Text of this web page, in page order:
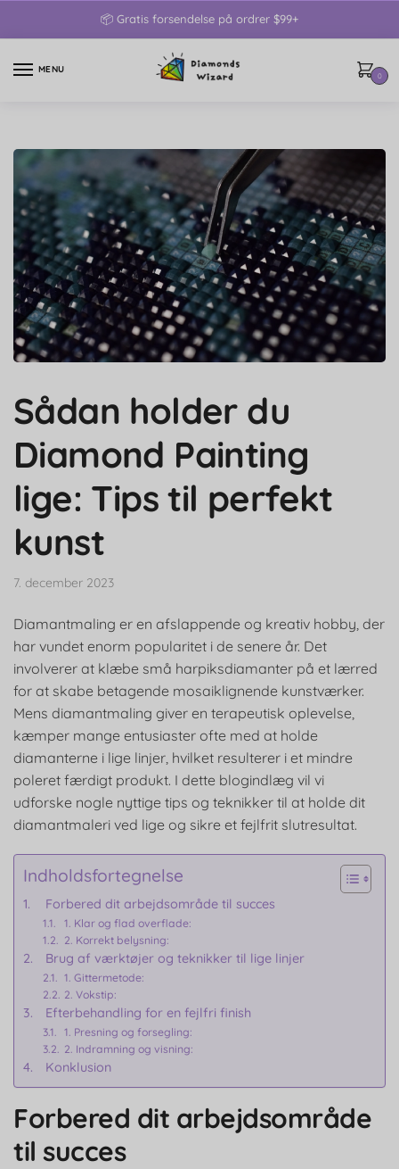
📦 Gratis forsendelse på ordrer $99+
MENU
0
Sådan holder du
Diamond Painting
lige: Tips til perfekt
kunst
7. december 2023
Diamantmaling er en afslappende og kreativ hobby, der
har vundet enorm popularitet i de senere år. Det
involverer at klæbe små harpiksdiamanter på et lærred
for at skabe betagende mosaiklignende kunstværker.
Mens diamantmaling giver en terapeutisk oplevelse,
kæmper mange entusiaster ofte med at holde
diamanterne i lige linjer, hvilket resulterer i et mindre
poleret færdigt produkt. I dette blogindlæg vil vi
udforske nogle nyttige tips og teknikker til at holde dit
diamantmaleri ved lige og sikre et fejlfrit slutresultat.
Indholdsfortegnelse
Forbered dit arbejdsområde til succes
1. Klar og flad overflade:
2. Korrekt belysning:
Brug af værktøjer og teknikker til lige linjer
1. Gittermetode:
2. Vokstip:
Efterbehandling for en fejlfri finish
1. Presning og forsegling:
2. Indramning og visning:
Konklusion
Forbered dit arbejdsområde
til succes